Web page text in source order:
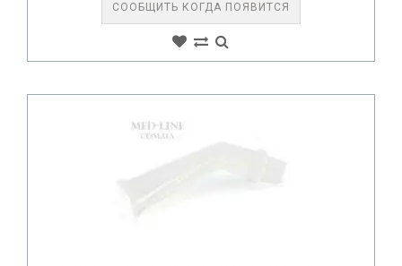
СООБЩИТЬ КОГДА ПОЯВИТСЯ